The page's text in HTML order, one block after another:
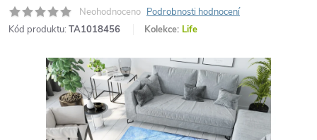
Neohodnoceno Podrobnosti hodnocení
Kód produktu: TA1018456 Kolekce: Life